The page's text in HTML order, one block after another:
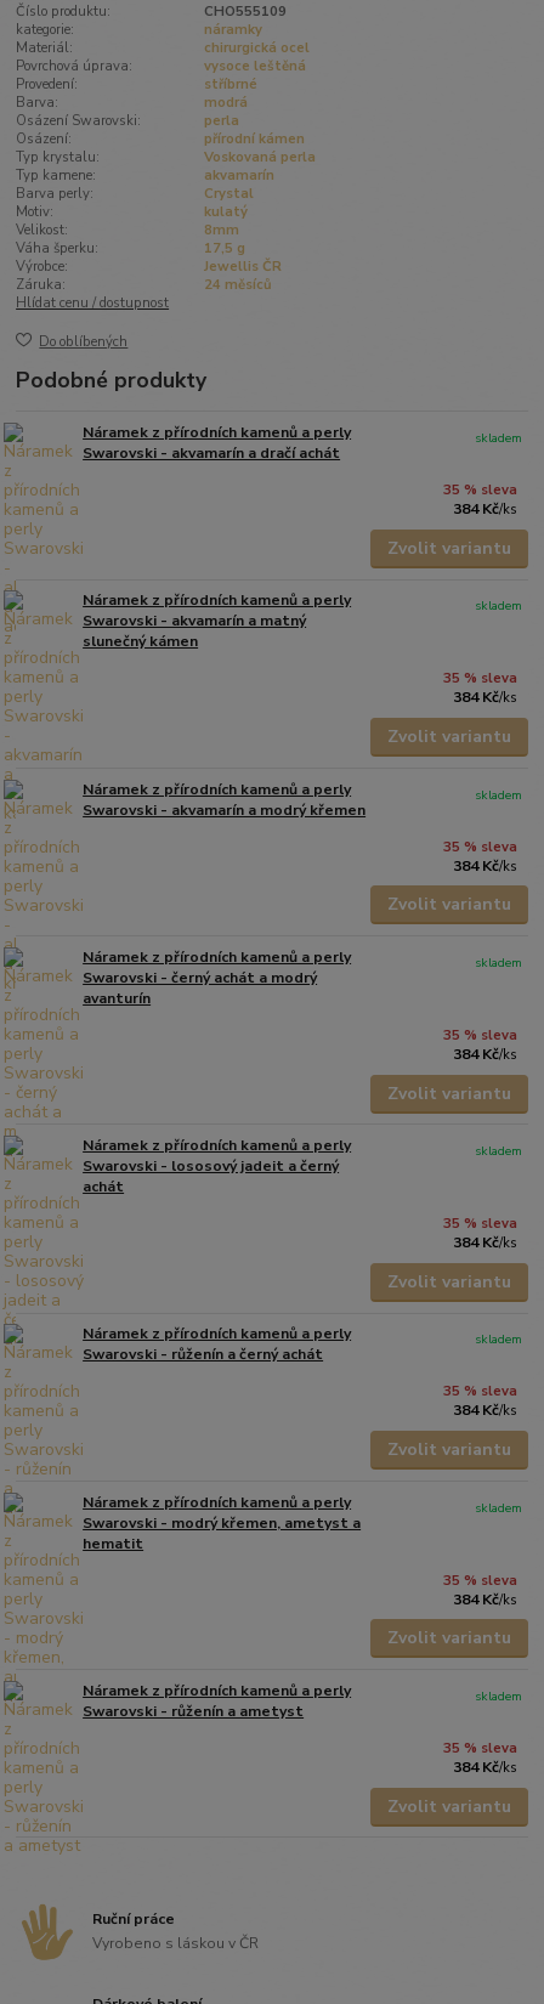
Číslo produktu:
CHO555109
kategorie:
náramky
Materiál:
chirurgická ocel
Povrchová úprava:
vysoce leštěná
Provedení:
stříbrné
Barva:
modrá
Osázení Swarovski:
perla
Osázení:
přírodní kámen
Typ krystalu:
Voskovaná perla
Typ kamene:
akvamarín
Barva perly:
Crystal
Motiv:
kulatý
Velikost:
8mm
Váha šperku:
17,5 g
Výrobce:
Jewellis ČR
Záruka:
24 měsíců
Hlídat cenu / dostupnost
Do oblíbených
Podobné produkty
Náramek z přírodních kamenů a perly
Swarovski - akvamarín a dračí achát
35 % sleva
384 Kč/ks
skladem
Zvolit variantu
Náramek z přírodních kamenů a perly
Swarovski - akvamarín a matný
slunečný kámen
35 % sleva
384 Kč/ks
skladem
Zvolit variantu
Náramek z přírodních kamenů a perly
Swarovski - akvamarín a modrý křemen
35 % sleva
384 Kč/ks
skladem
Zvolit variantu
Náramek z přírodních kamenů a perly
Swarovski - černý achát a modrý
avanturín
35 % sleva
384 Kč/ks
skladem
Zvolit variantu
Náramek z přírodních kamenů a perly
Swarovski - lososový jadeit a černý
achát
35 % sleva
384 Kč/ks
skladem
Zvolit variantu
Náramek z přírodních kamenů a perly
Swarovski - růženín a černý achát
35 % sleva
384 Kč/ks
skladem
Zvolit variantu
Náramek z přírodních kamenů a perly
Swarovski - modrý křemen, ametyst a
hematit
35 % sleva
384 Kč/ks
skladem
Zvolit variantu
Náramek z přírodních kamenů a perly
Swarovski - růženín a ametyst
35 % sleva
384 Kč/ks
skladem
Zvolit variantu
Ruční práce
Vyrobeno s láskou v ČR